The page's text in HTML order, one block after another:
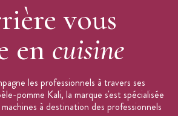
vous
en cuisine
les professionnels à travers ses
pomme Kali, la marque s'est spécialisée
à destination des professionnels